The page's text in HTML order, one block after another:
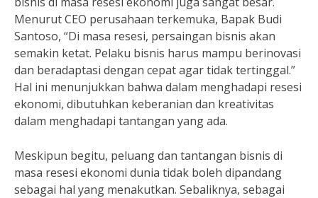
Menurut CEO perusahaan terkemuka, Bapak Budi
Santoso, “Di masa resesi, persaingan bisnis akan
semakin ketat. Pelaku bisnis harus mampu berinovasi
dan beradaptasi dengan cepat agar tidak tertinggal.”
Hal ini menunjukkan bahwa dalam menghadapi resesi
ekonomi, dibutuhkan keberanian dan kreativitas
dalam menghadapi tantangan yang ada.
Meskipun begitu, peluang dan tantangan bisnis di
masa resesi ekonomi dunia tidak boleh dipandang
sebagai hal yang menakutkan. Sebaliknya, sebagai